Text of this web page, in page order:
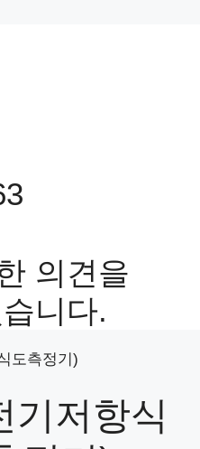
의견을
니다.
도측정기)
기저항식